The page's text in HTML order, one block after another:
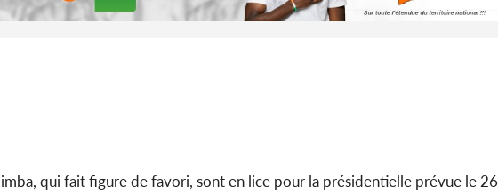
qui fait figure de favori, sont en lice pour la présidentielle prévue le 26